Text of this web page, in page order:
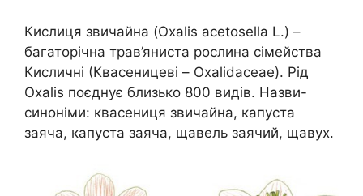
Кислиця звичайна (Oxalis acetosella L.) –
багаторічна трав’яниста рослина сімейства
Кисличні (Квасеницеві – Oxalidaceae). Рід
Оxalis поєднує близько 800 видів. Назви-
синоніми: квасениця звичайна, капуста
заяча, капуста заяча, щавель заячий, щавух.